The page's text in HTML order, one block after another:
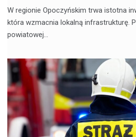
W regionie Opoczyńskim trwa istotna
która wzmacnia lokalną infrastrukturę.
powiatowej…